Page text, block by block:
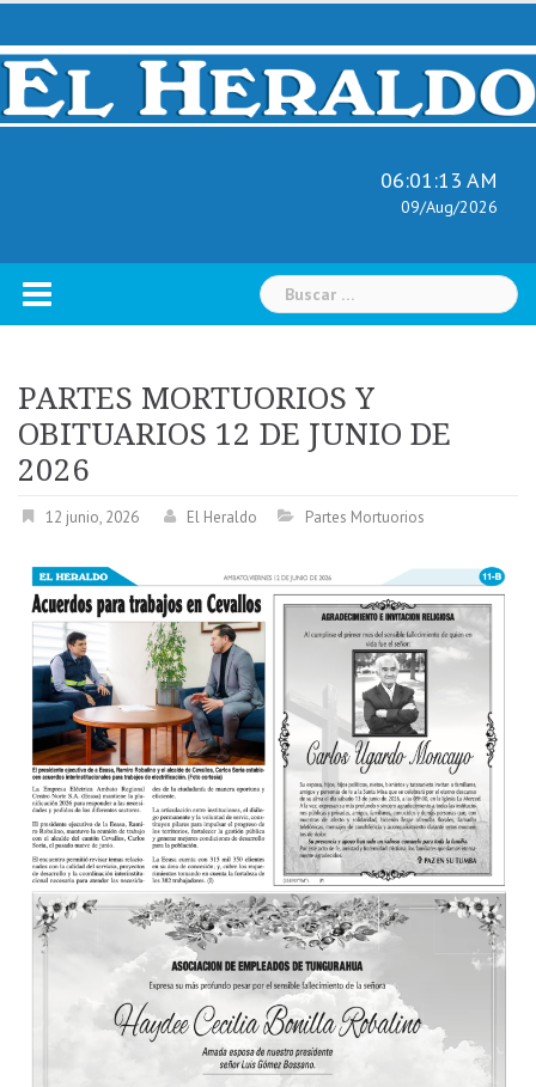
Skip
content
06:01:14 AM
09/Aug/2026
Buscar:
PARTES MORTUORIOS Y
OBITUARIOS 12 DE JUNIO DE
2026
12 junio, 2026 El Heraldo Partes Mortuorios